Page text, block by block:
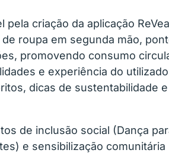
criação da aplicação
roupa em segunda mão,
promovendo consumo
e experiência do
dicas de sustentabilidade
de inclusão social (Dança
e sensibilização